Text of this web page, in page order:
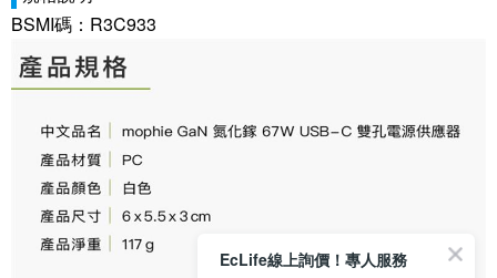
BSMI碼：R3C933
EcLife線上詢價！專人服務